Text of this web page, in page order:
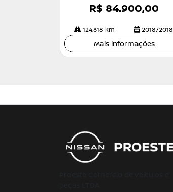
R$ 84.900,00
124.618 km 2018/2018
Mais informações